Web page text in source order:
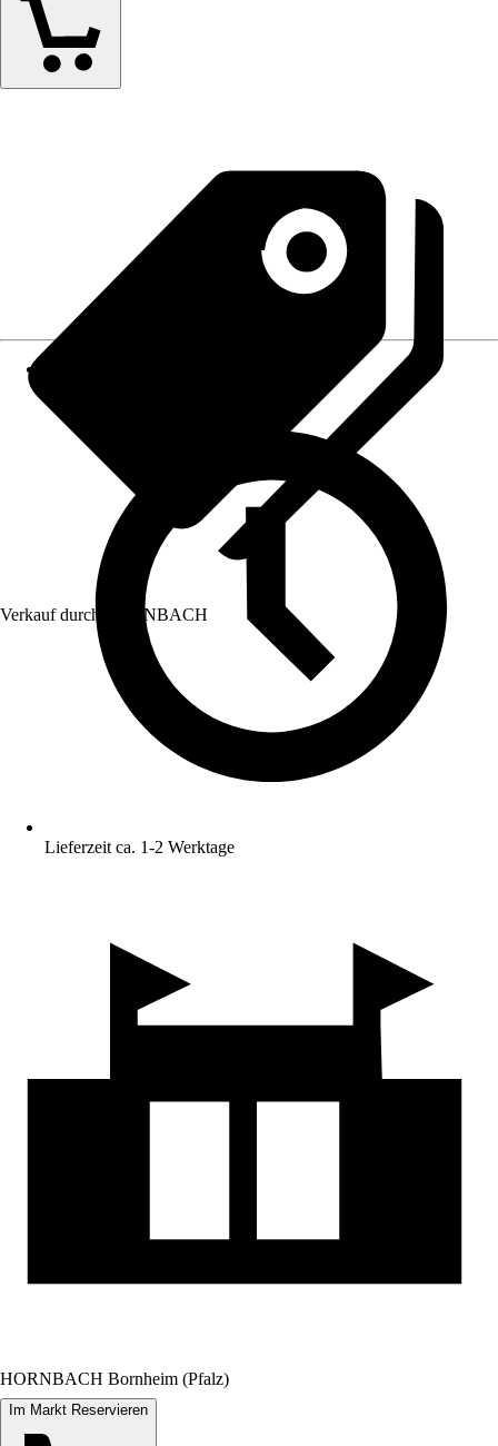
Verkauf durch: HORNBACH
Lieferzeit ca. 1-2 Werktage
HORNBACH Bornheim (Pfalz)
Im Markt Reservieren